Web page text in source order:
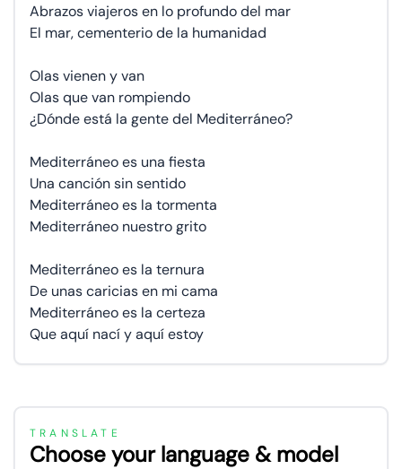
Abrazos viajeros en lo profundo del mar
El mar, cementerio de la humanidad
Olas vienen y van
Olas que van rompiendo
¿Dónde está la gente del Mediterráneo?
Mediterráneo es una fiesta
Una canción sin sentido
Mediterráneo es la tormenta
Mediterráneo nuestro grito
Mediterráneo es la ternura
De unas caricias en mi cama
Mediterráneo es la certeza
Que aquí nací y aquí estoy
TRANSLATE
Choose your language & model